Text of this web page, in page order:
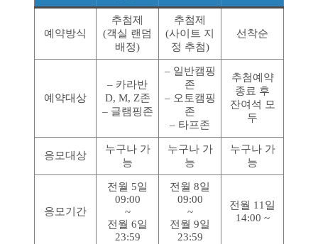
예약방식
추첨제
(객실 랜덤
배정)
추첨제
(사이트 지
정 추첨)
선착순
예약대상
– 카라반
D, M, Z존
– 글램핑존
– 일반캠핑
존
– 오토캠핑
존
– 타프존
추첨예약
종료 후
잔여석 모
두
응모대상
누구나 가
능
누구나 가
능
누구나 가
능
응모기간
전월 5일
09:00
~
전월 6일
23:59
전월 8일
09:00
~
전월 9일
23:59
전월 11일
14:00 ~